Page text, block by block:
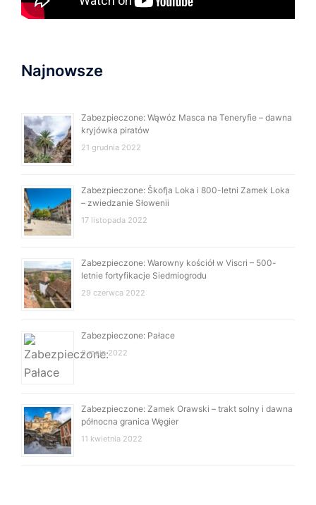
Najnowsze
Zabezpieczone: Wąwóz Masca na Teneryfie – dawna
kryjówka piratów
21 grudnia 2022
Zabezpieczone: Škofja Loka i 800-letni Zamek Loka
– zwiedzanie Słowenii
17 listopada 2022
Zabezpieczone: Warowny kościół w Viscri – 500-
letnie fortyfikacje Siedmiogrodu
29 czerwca 2022
Zabezpieczone: Pałace
9 maja 2022
Zabezpieczone: Zamek Orawski – trakt solny i dawna
północna granica Węgier
11 kwietnia 2022